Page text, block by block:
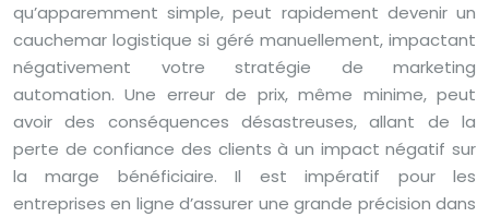
qu’apparemment simple, peut rapidement devenir un
cauchemar logistique si géré manuellement, impactant
négativement votre stratégie de marketing
automation. Une erreur de prix, même minime, peut
avoir des conséquences désastreuses, allant de la
perte de confiance des clients à un impact négatif sur
la marge bénéficiaire. Il est impératif pour les
entreprises en ligne d’assurer une grande précision dans